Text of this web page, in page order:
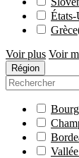
Grèce
Voir plus Voir
Région